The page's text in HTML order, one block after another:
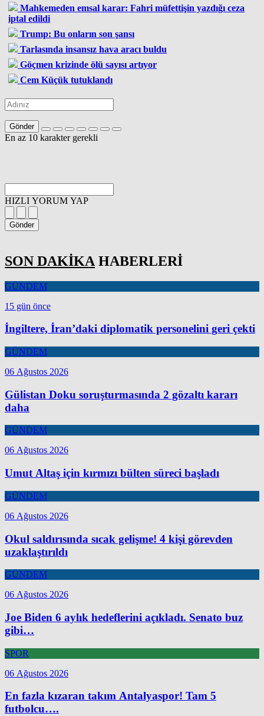
Mahkemeden emsal karar: Fahri müfettişin yazdığı ceza
iptal edildi
Trump: Bu onların son şansı
Tarlasında insansız hava aracı buldu
Göçmen krizinde ölü sayısı artıyor
Cem Küçük tutuklandı
Gönder
En az 10 karakter gerekli
HIZLI YORUM YAP
Gönder
SON DAKİKA HABERLERİ
GÜNDEM
15 gün önce
İngiltere, İran’daki diplomatik personelini geri çekti
GÜNDEM
06 Ağustos 2026
Gülistan Doku soruşturmasında 2 gözaltı kararı
daha
GÜNDEM
06 Ağustos 2026
Umut Altaş için kırmızı bülten süreci başladı
GÜNDEM
06 Ağustos 2026
Okul saldırısında sıcak gelişme! 4 kişi görevden
uzaklaştırıldı
GÜNDEM
06 Ağustos 2026
Joe Biden 6 aylık hedeflerini açıkladı. Senato buz
gibi…
SPOR
06 Ağustos 2026
En fazla kızaran takım Antalyaspor! Tam 5
futbolcu….